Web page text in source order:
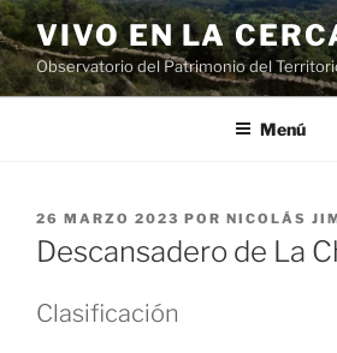
Saltar
al
contenido
VIVO EN LA
Observatorio del Patrimonio del
Menú
PUBLICADO
EL
26 MARZO 2023 POR NICOLÁS
Descansadero de La
Clasificación